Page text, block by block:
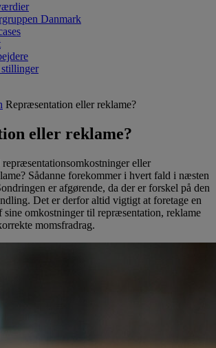
Danmark
Repræsentation eller reklame?
eller reklame?
eller
Sådanne forekommer i hvert fald i næsten
er afgørende, da der er forskel på den
Det er derfor altid vigtigt at foretage en
omkostninger til repræsentation, reklame
momsfradrag.